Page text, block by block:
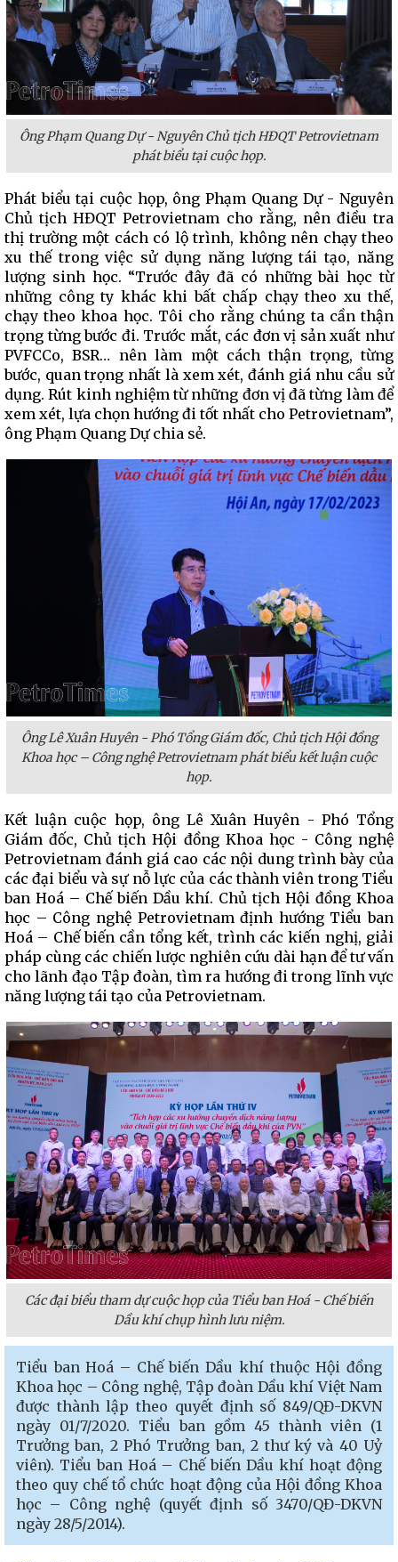
Ông Phạm Quang Dự - Nguyên Chủ tịch HĐQT Petrovietnam
phát biểu tại cuộc họp.
Phát biểu tại cuộc họp, ông Phạm Quang Dự - Nguyên
Chủ tịch HĐQT Petrovietnam cho rằng, nên điều tra
thị trường một cách có lộ trình, không nên chạy theo
xu thế trong việc sử dụng năng lượng tái tạo, năng
lượng sinh học. “Trước đây đã có những bài học từ
những công ty khác khi bất chấp chạy theo xu thế,
chạy theo khoa học. Tôi cho rằng chúng ta cần thận
trọng từng bước đi. Trước mắt, các đơn vị sản xuất như
PVFCCo, BSR… nên làm một cách thận trọng, từng
bước, quan trọng nhất là xem xét, đánh giá nhu cầu sử
dụng. Rút kinh nghiệm từ những đơn vị đã từng làm để
xem xét, lựa chọn hướng đi tốt nhất cho Petrovietnam”,
ông Phạm Quang Dự chia sẻ.
Ông Lê Xuân Huyên - Phó Tổng Giám đốc, Chủ tịch Hội đồng
Khoa học – Công nghệ Petrovietnam phát biểu kết luận cuộc
họp.
Kết luận cuộc họp, ông Lê Xuân Huyên - Phó Tổng
Giám đốc, Chủ tịch Hội đồng Khoa học - Công nghệ
Petrovietnam đánh giá cao các nội dung trình bày của
các đại biểu và sự nỗ lực của các thành viên trong Tiểu
ban Hoá – Chế biến Dầu khí. Chủ tịch Hội đồng Khoa
học – Công nghệ Petrovietnam định hướng Tiểu ban
Hoá – Chế biến cần tổng kết, trình các kiến nghị, giải
pháp cùng các chiến lược nghiên cứu dài hạn để tư vấn
cho lãnh đạo Tập đoàn, tìm ra hướng đi trong lĩnh vực
năng lượng tái tạo của Petrovietnam.
Các đại biểu tham dự cuộc họp của Tiểu ban Hoá - Chế biến
Dầu khí chụp hình lưu niệm.
Tiểu ban Hoá – Chế biến Dầu khí thuộc Hội đồng
Khoa học – Công nghệ, Tập đoàn Dầu khí Việt Nam
được thành lập theo quyết định số 849/QĐ-DKVN
ngày 01/7/2020. Tiểu ban gồm 45 thành viên (1
Trưởng ban, 2 Phó Trưởng ban, 2 thư ký và 40 Uỷ
viên). Tiểu ban Hoá – Chế biến Dầu khí hoạt động
theo quy chế tổ chức hoạt động của Hội đồng Khoa
học – Công nghệ (quyết định số 3470/QĐ-DKVN
ngày 28/5/2014).